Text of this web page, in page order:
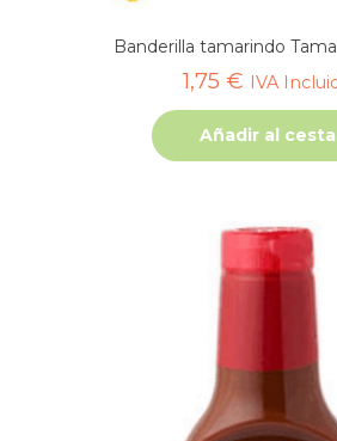
Banderilla tamarindo
1,75 € IVA
Añadir al cesta